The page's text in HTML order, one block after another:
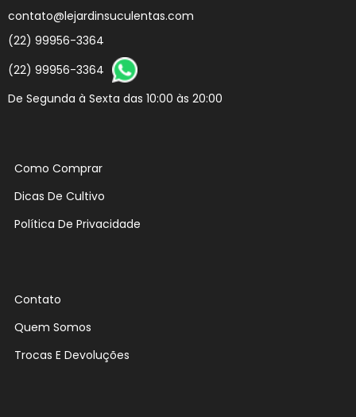
contato@lejardinsuculentas.com
(22) 99956-3364
(22) 99956-3364
De Segunda à Sexta das 10:00 às 20:00
Como Comprar
Dicas De Cultivo
Política De Privacidade
Contato
Quem Somos
Trocas E Devoluções